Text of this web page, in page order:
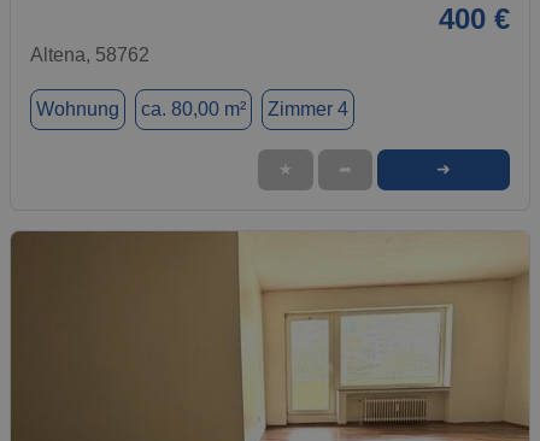
400 €
Altena, 58762
Wohnung ca. 80,00 m² Zimmer 4
★ ➦ ➜